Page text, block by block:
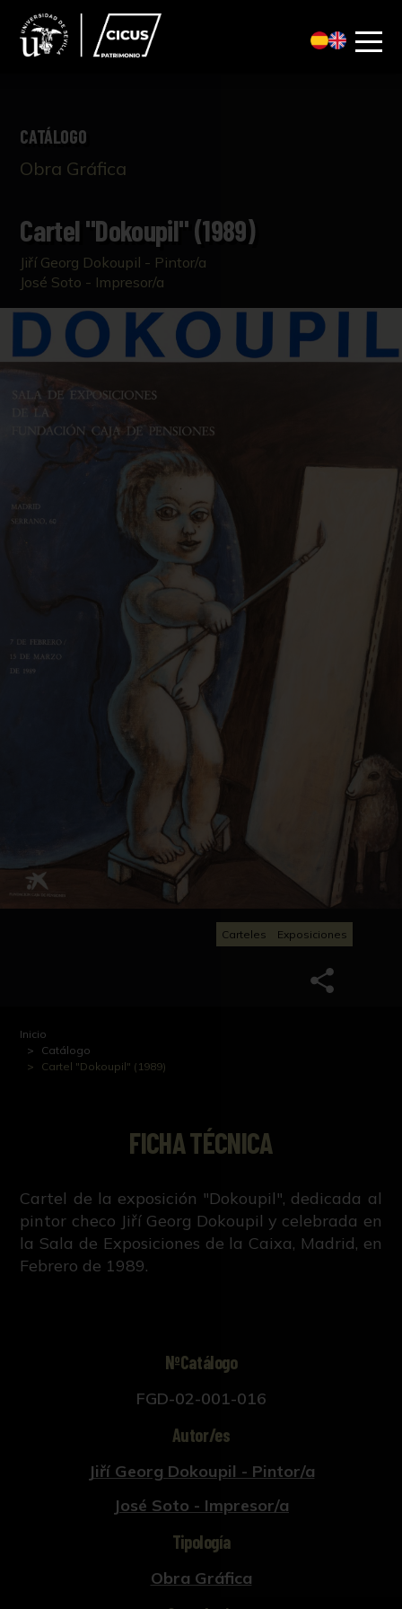
CATÁLOGO
Obra Gráfica
Cartel "Dokoupil" (1989)
Jiří Georg Dokoupil - Pintor/a
José Soto - Impresor/a
Carteles Exposiciones
Inicio
Catálogo
Cartel "Dokoupil" (1989)
FICHA TÉCNICA
Cartel de la exposición "Dokoupil", dedicada al
pintor checo Jiří Georg Dokoupil y celebrada en
la Sala de Exposiciones de la Caixa, Madrid, en
Febrero de 1989.
NºCatálogo
FGD-02-001-016
Autor/es
Jiří Georg Dokoupil - Pintor/a
José Soto - Impresor/a
Tipología
Obra Gráfica